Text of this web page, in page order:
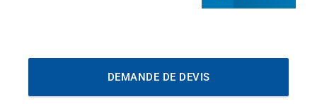
DEMANDE DE DEVIS